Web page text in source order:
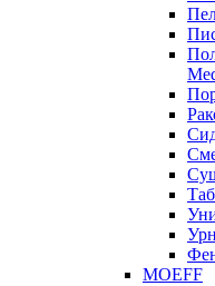
MOEFF